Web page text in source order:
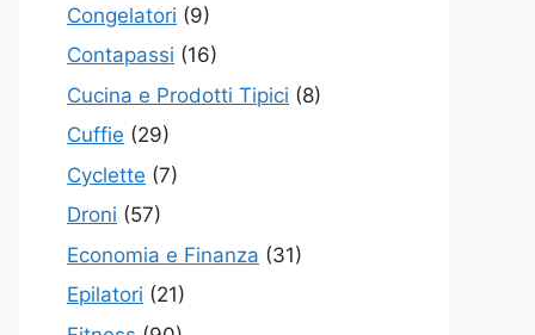
Congelatori (9)
Contapassi (16)
Cucina e Prodotti Tipici (8)
Cuffie (29)
Cyclette (7)
Droni (57)
Economia e Finanza (31)
Epilatori (21)